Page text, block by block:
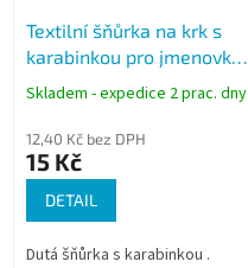
Textilní šňůrka na krk s
karabinkou pro jmenovky,
délka 90cm
Skladem - expedice 2 prac. dny
12,40 Kč bez DPH
15 Kč
DETAIL
Dutá šňůrka s karabinkou .